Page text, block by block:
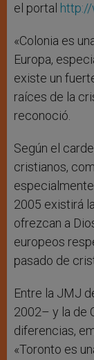
el portal
«Colonia es
Europa,
existe un
raíces de la
reconoció.
Según el
cristianos,
2005 existirá
ofrezcan a
europeos
pasado de
Entre la JMJ
2002– y la de
diferencias,
«Toronto es